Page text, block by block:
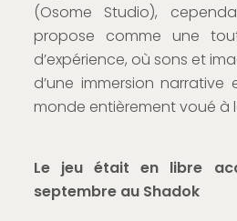
(Osome Studio),
propose comme une
d’expérience, où sons et
d’une immersion
monde entièrement voué à
Le jeu était en libre
septembre au Shadok